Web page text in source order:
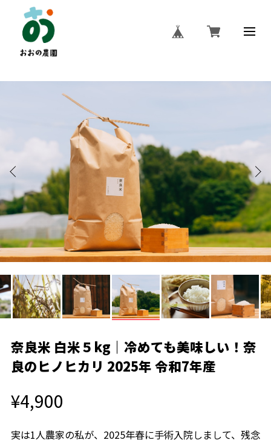
奈良米 白米５kg｜冷めても美味しい！奈
良のヒノヒカリ 2025年 令和7年産
¥4,900
実は1人農家の私が、2025年春に手術入院しまして、残念